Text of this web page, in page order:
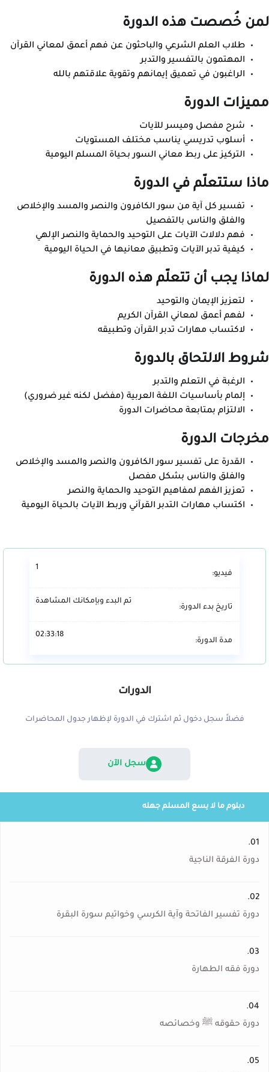
لمن خُصصت هذه الدورة
طلاب العلم الشرعي والباحثون عن فهم أعمق لمعاني القرآن
المهتمون بالتفسير والتدبر
الراغبون في تعميق إيمانهم وتقوية علاقتهم بالله
مميزات الدورة
شرح مفصل وميسر للآيات
أسلوب تدريسي يناسب مختلف المستويات
التركيز على ربط معاني السور بحياة المسلم اليومية
ماذا ستتعلّم في الدورة
تفسير كل آية من سور الكافرون والنصر والمسد والإخلاص
والفلق والناس بالتفصيل
فهم دلالات الآيات على التوحيد والحماية والنصر الإلهي
كيفية تدبر الآيات وتطبيق معانيها في الحياة اليومية
لماذا يجب أن تتعلّم هذه الدورة
لتعزيز الإيمان والتوحيد
لفهم أعمق لمعاني القرآن الكريم
لاكتساب مهارات تدبر القرآن وتطبيقه
شروط الالتحاق بالدورة
الرغبة في التعلم والتدبر
إلمام بأساسيات اللغة العربية (مفضل لكنه غير ضروري)
الالتزام بمتابعة محاضرات الدورة
مخرجات الدورة
القدرة على تفسير سور الكافرون والنصر والمسد والإخلاص
والفلق والناس بشكل مفصل
تعزيز الفهم لمفاهيم التوحيد والحماية والنصر
اكتساب مهارات التدبر القرآني وربط الآيات بالحياة اليومية
فيديو:
1
تاريخ بدء الدورة:
تم البدء وبإمكانك المشاهدة
مدة الدورة:
02:33:18
الدورات
فضلاً سجل دخول ثم اشترك في الدورة لإظهار جدول المحاضرات
سجل الآن
دبلوم ما لا يسع المسلم جهله
01.
دورة الفرقة الناجية
02.
دورة تفسير الفاتحة وآية الكرسي وخواتيم سورة البقرة
03.
دورة فقه الطهارة
04.
دورة حقوقه ﷺ وخصائصه
05.